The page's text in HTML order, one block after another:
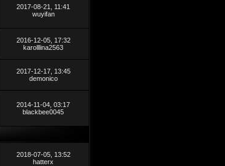
2017-08-21, 11:41
wuyifan
2016-12-05, 17:32
karolllina2563
2017-12-17, 13:45
demonico
2014-11-04, 03:17
blackbee0045
2018-07-05, 13:52
hatterx